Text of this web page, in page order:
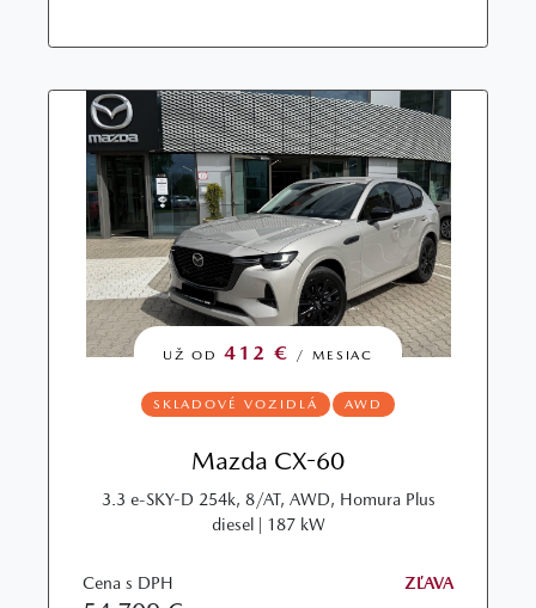
UŽ OD412 € / MESIAC
SKLADOVÉ VOZIDLÁ AWD
Mazda CX-60
3.3 e-SKY-D 254k, 8/AT, AWD, Homura Plus
diesel | 187 kW
Cena s DPH ZĽAVA